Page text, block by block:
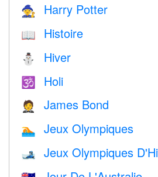
🧙 Harry Potter
📖 Histoire
⛄ Hiver
🕉 Holi
🤵 James Bond
🏊 Jeux Olympiques
🎿 Jeux Olympiques